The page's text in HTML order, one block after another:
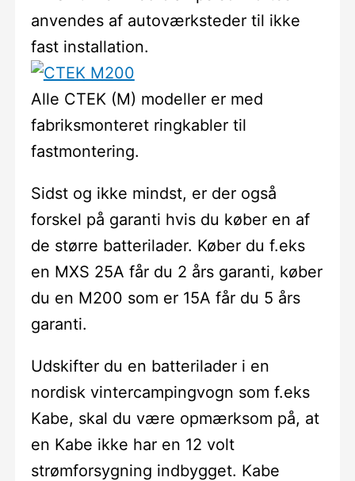
anvendes af autoværksteder til ikke
fast installation.
Alle CTEK (M) modeller er med
fabriksmonteret ringkabler til
fastmontering.
Sidst og ikke mindst, er der også
forskel på garanti hvis du køber en af
de større batterilader. Køber du f.eks
en MXS 25A får du 2 års garanti, køber
du en M200 som er 15A får du 5 års
garanti.
Udskifter du en batterilader i en
nordisk vintercampingvogn som f.eks
Kabe, skal du være opmærksom på, at
en Kabe ikke har en 12 volt
strømforsygning indbygget. Kabe